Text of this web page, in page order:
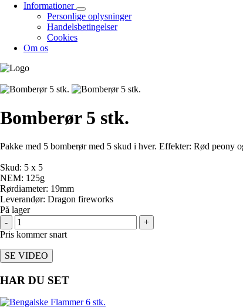
Informationer
Personlige oplysninger
Handelsbetingelser
Cookies
Om os
Bomberør 5 stk.
Pakke med 5 bomberør med 5 skud i hver. Effekter: Rød peony
Skud: 5 x 5
NEM: 125g
Rørdiameter: 19mm
Leverandør: Dragon fireworks
På lager
-
+
Pris kommer snart
SE VIDEO
HAR DU SET